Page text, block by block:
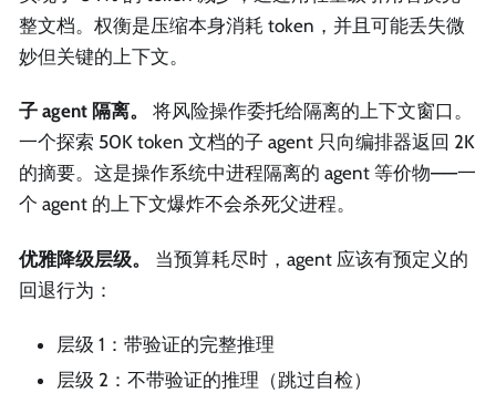
整文档。权衡是压缩本身消耗 token，并且可能丢失微
妙但关键的上下文。
子 agent 隔离。
将风险操作委托给隔离的上下文窗口。
一个探索 50K token 文档的子 agent 只向编排器返回 2K
的摘要。这是操作系统中进程隔离的 agent 等价物——一
个 agent 的上下文爆炸不会杀死父进程。
优雅降级层级。
当预算耗尽时，agent 应该有预定义的
回退行为：
层级 1：带验证的完整推理
层级 2：不带验证的推理（跳过自检）